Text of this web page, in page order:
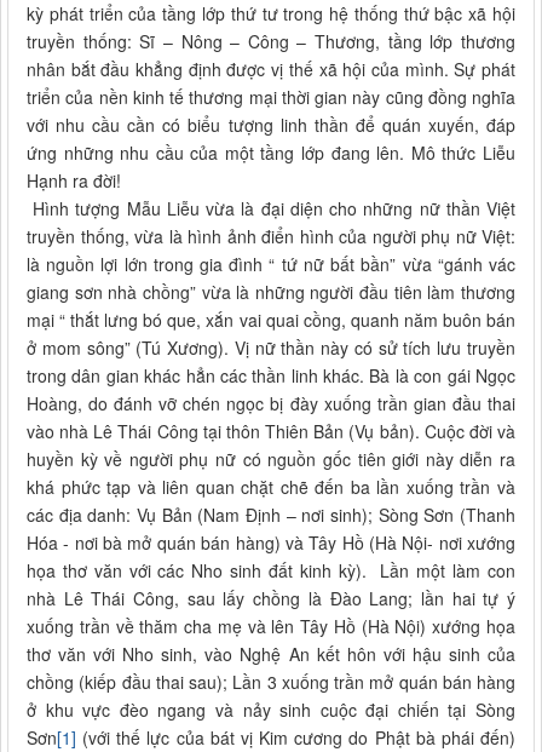
kỳ phát triển của tầng lớp thứ tư trong hệ thống thứ bậc xã hội
truyền thống: Sĩ – Nông – Công – Thương, tầng lớp thương
nhân bắt đầu khẳng định được vị thế xã hội của mình. Sự phát
triển của nền kinh tế thương mại thời gian này cũng đồng nghĩa
với nhu cầu cần có biểu tượng linh thần để quán xuyến, đáp
ứng những nhu cầu của một tầng lớp đang lên. Mô thức Liễu
Hạnh ra đời!
Hình tượng Mẫu Liễu vừa là đại diện cho những nữ thần Việt
truyền thống, vừa là hình ảnh điển hình của người phụ nữ Việt:
là nguồn lợi lớn trong gia đình “ tứ nữ bất bần” vừa “gánh vác
giang sơn nhà chồng” vừa là những người đầu tiên làm thương
mại “ thắt lưng bó que, xắn vai quai cồng, quanh năm buôn bán
ở mom sông” (Tú Xương). Vị nữ thần này có sử tích lưu truyền
trong dân gian khác hẳn các thần linh khác. Bà là con gái Ngọc
Hoàng, do đánh vỡ chén ngọc bị đày xuống trần gian đầu thai
vào nhà Lê Thái Công tại thôn Thiên Bản (Vụ bản). Cuộc đời và
huyền kỳ về người phụ nữ có nguồn gốc tiên giới này diễn ra
khá phức tạp và liên quan chặt chẽ đến ba lần xuống trần và
các địa danh: Vụ Bản (Nam Định – nơi sinh); Sòng Sơn (Thanh
Hóa - nơi bà mở quán bán hàng) và Tây Hồ (Hà Nội- nơi xướng
họa thơ văn với các Nho sinh đất kinh kỳ). Lần một làm con
nhà Lê Thái Công, sau lấy chồng là Đào Lang; lần hai tự ý
xuống trần về thăm cha mẹ và lên Tây Hồ (Hà Nội) xướng họa
thơ văn với Nho sinh, vào Nghệ An kết hôn với hậu sinh của
chồng (kiếp đầu thai sau); Lần 3 xuống trần mở quán bán hàng
ở khu vực đèo ngang và nảy sinh cuộc đại chiến tại Sòng
Sơn[1] (với thế lực của bát vị Kim cương do Phật bà phái đến)